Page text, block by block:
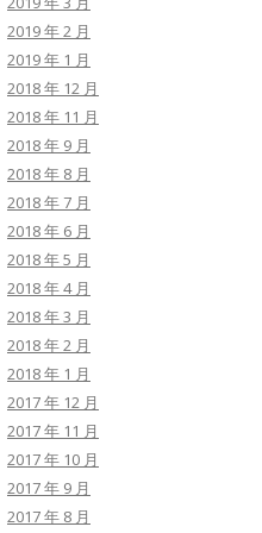
2019 年 2 月
2019 年 1 月
2018 年 12 月
2018 年 11 月
2018 年 9 月
2018 年 8 月
2018 年 7 月
2018 年 6 月
2018 年 5 月
2018 年 4 月
2018 年 3 月
2018 年 2 月
2018 年 1 月
2017 年 12 月
2017 年 11 月
2017 年 10 月
2017 年 9 月
2017 年 8 月